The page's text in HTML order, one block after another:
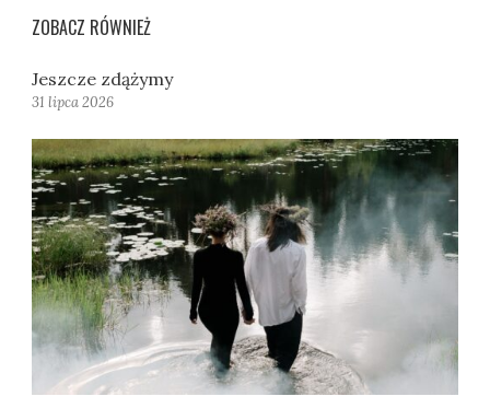
ZOBACZ RÓWNIEŻ
Jeszcze zdążymy
31 lipca 2026